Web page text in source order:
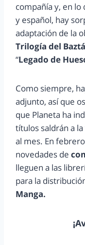
compañía y, en
y español, hay
adaptación de la
Trilogía del
“Legado de
Como siempre,
adjunto, así que
que Planeta ha
títulos saldrán a
al mes. En
novedades de
lleguen a las
para la
Manga.